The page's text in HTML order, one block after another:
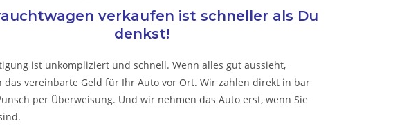
verkaufen ist schneller als Du
denkst!
ist unkompliziert und schnell. Wenn alles gut aussieht,
das vereinbarte Geld für Ihr Auto vor Ort. Wir zahlen direkt in bar
per Überweisung. Und wir nehmen das Auto erst, wenn Sie